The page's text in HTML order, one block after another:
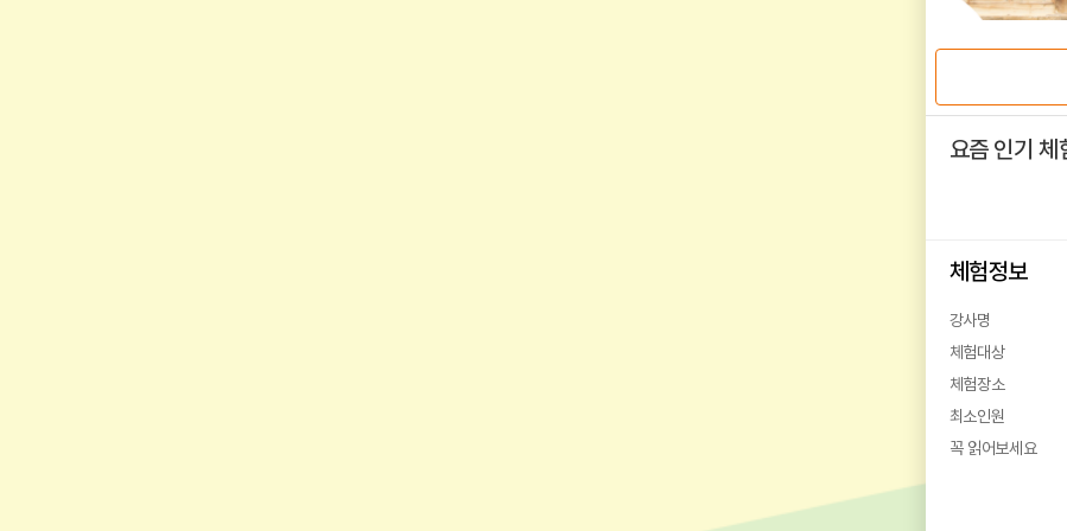
요즘 인기 체
체험정보
강사명
체험대상
체험장소
최소인원
꼭 읽어보세요